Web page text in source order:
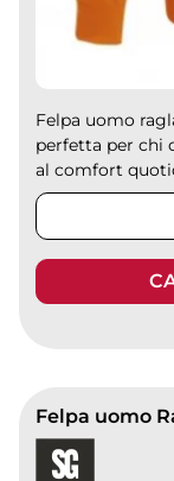
Felpa uomo
perfetta per chi
al comfort
Felpa uomo